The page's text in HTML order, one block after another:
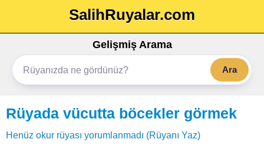
SalihRuyalar.com
Gelişmiş Arama
Ara
Rüyada vücutta böcekler görmek
Henüz okur rüyası yorumlanmadı (Rüyanı Yaz)